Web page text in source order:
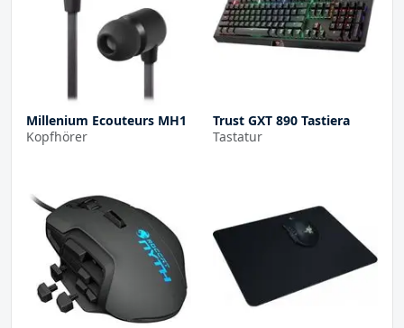
Millenium Ecouteurs MH1
Kopfhörer
Trust GXT 890 Tastiera
Tastatur